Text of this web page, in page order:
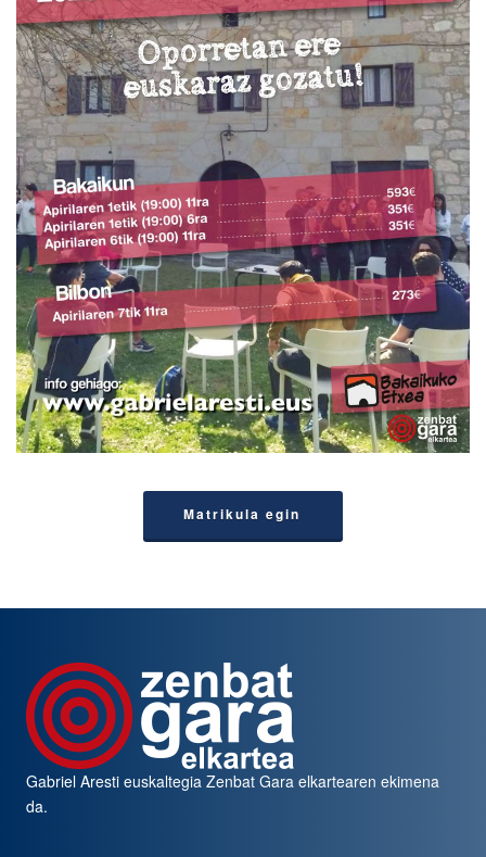
Matrikula egin
Gabriel Aresti euskaltegiaZenbat Gara elkartearen ekimena
da.